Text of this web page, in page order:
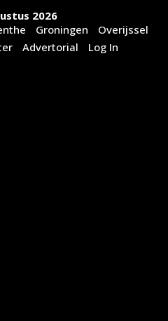
2026
Groningen
Overijssel
Advertorial Log In